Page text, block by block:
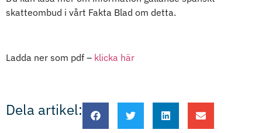
skatteombud i vårt Fakta Blad om detta.
Ladda ner som pdf – klicka här
Dela artikel: